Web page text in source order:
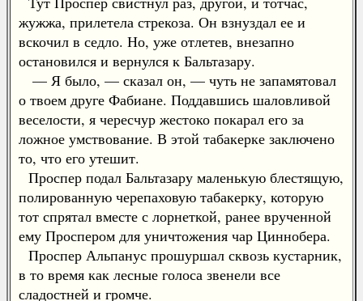
жужжа, прилетела стрекоза. Он взнуздал ее и
вскочил в седло. Но, уже отлетев, внезапно
остановился и вернулся к Бальтазару.
— Я было, — сказал он, — чуть не запамятовал
о твоем друге Фабиане. Поддавшись шаловливой
веселости, я чересчур жестоко покарал его за
ложное умствование. В этой табакерке заключено
то, что его утешит.
Проспер подал Бальтазару маленькую блестящую,
полированную черепаховую табакерку, которую
тот спрятал вместе с лорнеткой, ранее врученной
ему Проспером для уничтожения чар Циннобера.
Проспер Альпанус прошуршал сквозь кустарник,
в то время как лесные голоса звенели все
сладостней и громче.